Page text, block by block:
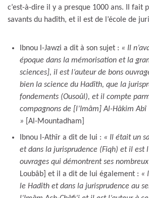
c’est-à-dire il y a presque 1000 ans. Il fait
savants du hadîth, et il est de l’école de
Ibnou l-Jawzi a dit à son sujet : « Il
époque dans la mémorisation et la
sciences], il est l’auteur de bons
bien la science du Hadîth, que la
fondements (Ousoûl), et il compte
compagnons de [l’Imâm] Al-Hâkim Abî
» [Al-Mountadham]
Ibnou l-Athîr a dit de lui : « Il était un
et dans la jurisprudence (Fiqh) et il est
ouvrages qui démontrent ses
Loubâb] et il a dit de lui également : «
le Hadîth et dans la jurisprudence au